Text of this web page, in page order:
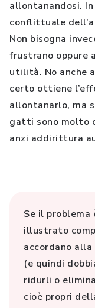
allontanandosi.
conflittuale
Non bisogna
frustrano oppure
utilità. No anche
certo ottiene
allontanarlo, ma
gatti sono molto
anzi addirittura
Se il problema
illustrato
accordano
(e quindi
ridurli o
cioè propri